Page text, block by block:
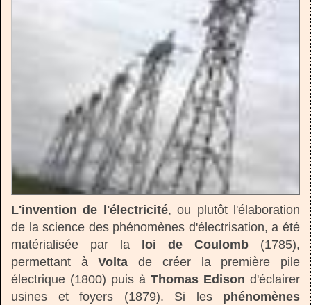
L'invention de l'électricité, ou plutôt l'élaboration
de la science des phénomènes d'électrisation, a été
matérialisée par la loi de Coulomb (1785),
permettant àVolta de créer la première pile
électrique (1800) puis à Thomas Edison d'éclairer
usines et foyers (1879). Si les phénomènes